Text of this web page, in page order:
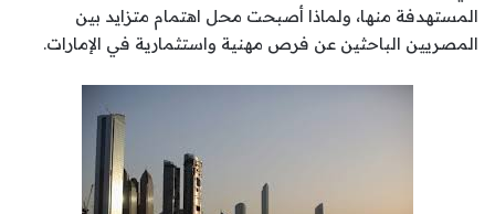
المستهدفة منها، ولماذا أصبحت محل اهتمام متزايد بين
المصريين الباحثين عن فرص مهنية واستثمارية في الإمارات.